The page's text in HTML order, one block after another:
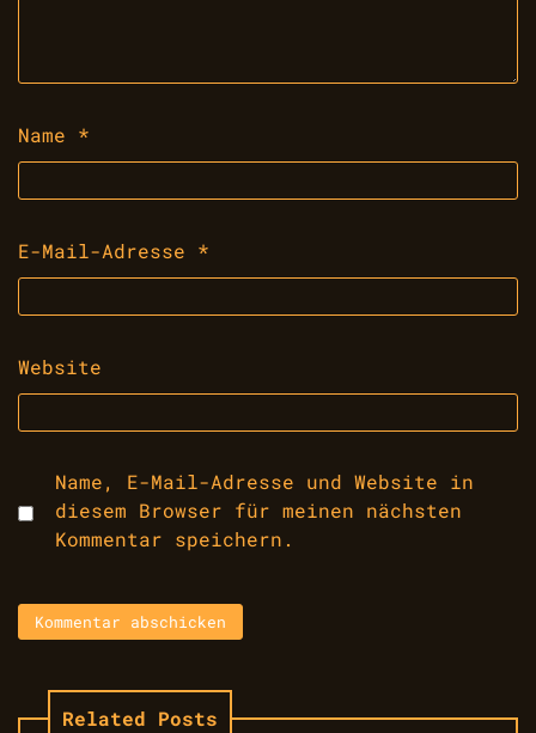
Name *
E-Mail-Adresse *
Website
Name, E-Mail-Adresse und Website in
diesem Browser für meinen nächsten
Kommentar speichern.
Related Posts